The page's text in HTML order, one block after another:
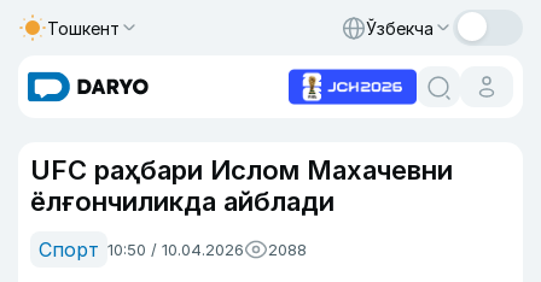
Тошкент Ўзбекча
UFC раҳбари Ислом Махачевни
ёлғончиликда айблади
Спорт 10:50 / 10.04.2026 2088